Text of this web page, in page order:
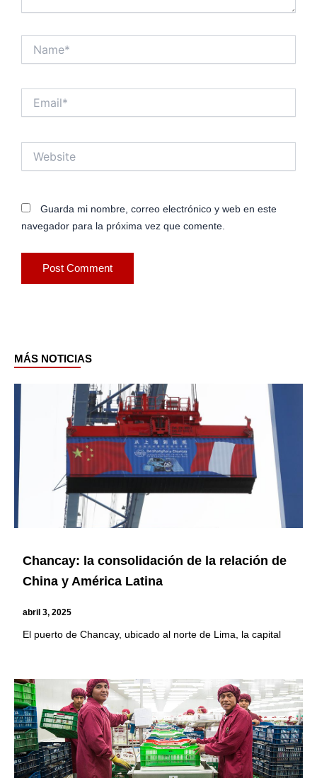
Guarda mi nombre, correo electrónico y web en este
navegador para la próxima vez que comente.
MÁS NOTICIAS
Chancay: la consolidación de la relación de
China y América Latina
abril 3, 2025
El puerto de Chancay, ubicado al norte de Lima, la capital
Page Page PagePage